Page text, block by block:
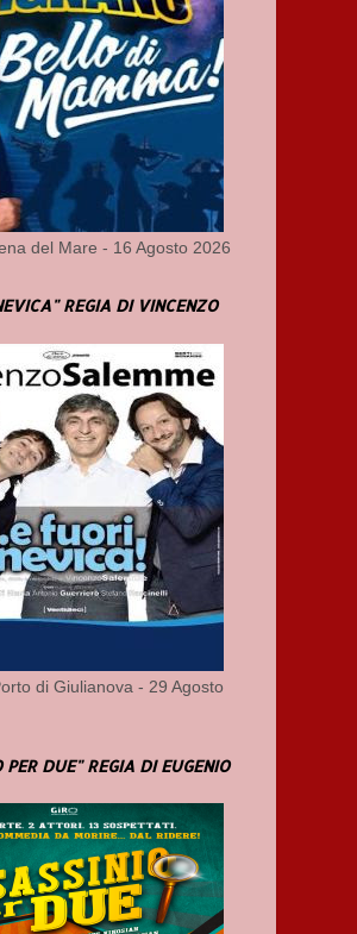
del Mare - 16 Agosto 2026
REGIA DI VINCENZO
di Giulianova - 29 Agosto
PER DUE" REGIA DI EUGENIO